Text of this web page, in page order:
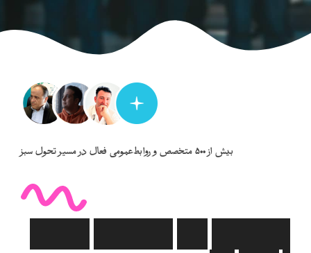
بیش از ۵۰۰ متخصص و روابط‌عمومی فعال در مسیر تحول سبز